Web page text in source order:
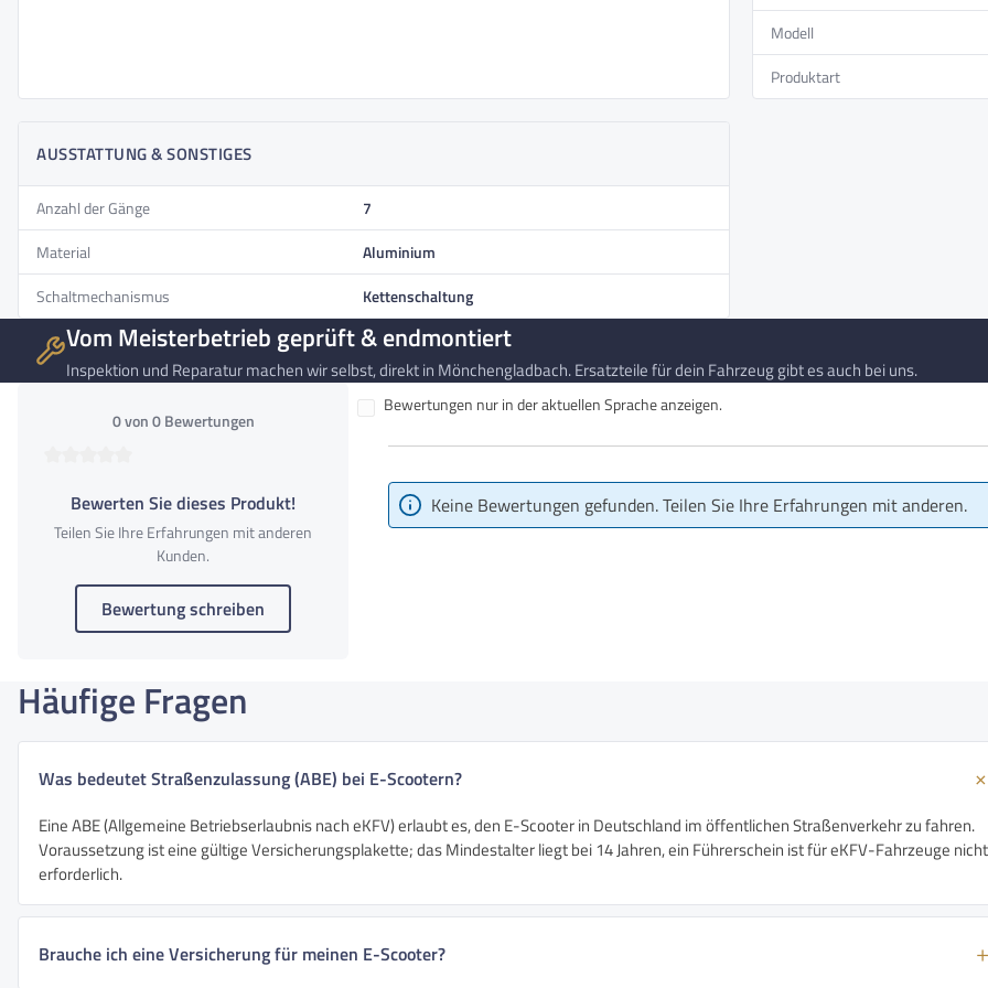
Entnehmbarer Akku
Ja
Gewicht
26,4 kg
Modell
Produktart
AUSSTATTUNG & SONSTIGES
Anzahl der Gänge
7
Material
Aluminium
Schaltmechanismus
Kettenschaltung
Vom Meisterbetrieb geprüft & endmontiert
Inspektion und Reparatur machen wir selbst, direkt in Mönchengladbach. Ersatzteile für dein Fahrzeug gibt es auch bei uns.
0 von 0 Bewertungen
Bewerten Sie dieses Produkt!
Teilen Sie Ihre Erfahrungen mit anderen
Kunden.
Bewertung schreiben
Bewertungen nur in der aktuellen Sprache anzeigen.
Keine Bewertungen gefunden. Teilen Sie Ihre Erfahrungen mit anderen.
Häufige Fragen
Was bedeutet Straßenzulassung (ABE) bei E-Scootern?
Eine ABE (Allgemeine Betriebserlaubnis nach eKFV) erlaubt es, den E-Scooter in Deutschland im öffentlichen Straßenverkehr zu fahren.
Voraussetzung ist eine gültige Versicherungsplakette; das Mindestalter liegt bei 14 Jahren, ein Führerschein ist für eKFV-Fahrzeuge nicht
erforderlich.
Brauche ich eine Versicherung für meinen E-Scooter?